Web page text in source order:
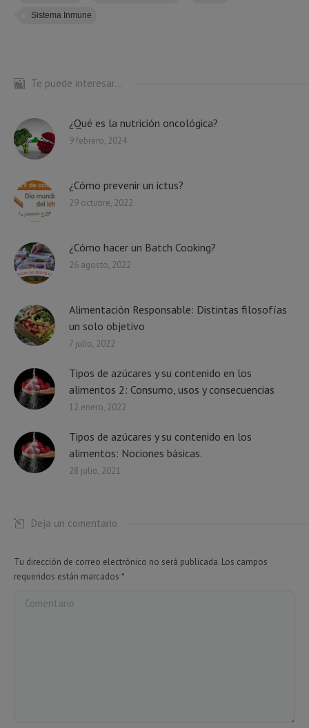
Sistema Inmune
Te puede interesar...
¿Qué es la nutrición oncológica?
9 febrero, 2024
¿Cómo prevenir un ictus?
29 octubre, 2022
¿Cómo hacer un Batch Cooking?
26 agosto, 2022
Alimentación Responsable: Distintas filosofías
un solo objetivo
7 julio, 2022
Tipos de azúcares y su contenido en los
alimentos 2: Consumo, usos y consecuencias
12 enero, 2022
Tipos de azúcares y su contenido en los
alimentos: Nociones básicas.
28 julio, 2021
Deja un comentario
Tu dirección de correo electrónico no será publicada. Los campos
requeridos están marcados *
Comentario